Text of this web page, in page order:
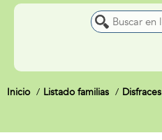
Inicio Listado familias Disfraces